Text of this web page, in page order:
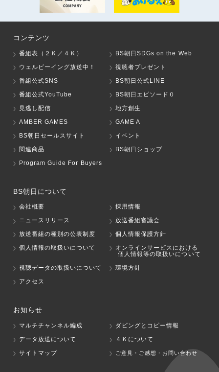
コンテンツ
番組表（２Ｋ／４Ｋ）
BS朝日SDGs on the Web
ウェルビーイング放送中！
視聴者プレゼント
番組公式SNS
BS朝日公式LINE
番組公式YouTube
BS朝日エピソード０
見逃し配信
地方創生
AMBER GAMES
GAME A
BS朝日セールスサイト
イベント
関連商品
BS朝日ショップ
Program Guide For Buyers
BS朝日について
会社概要
採用情報
ニュースリリース
放送番組審議会
放送番組の種別の公表制度
個人情報保護方針
個人情報の取扱いについて
オンラインサービスにおける
個人情報等の取扱いについて
視聴データの取扱いについて
環境方針
アクセス
お知らせ
マルチチャンネル編成
ダビングとコピー情報
データ放送について
４Ｋについて
サイトマップ
ご意見・ご感想・お問い合わせ